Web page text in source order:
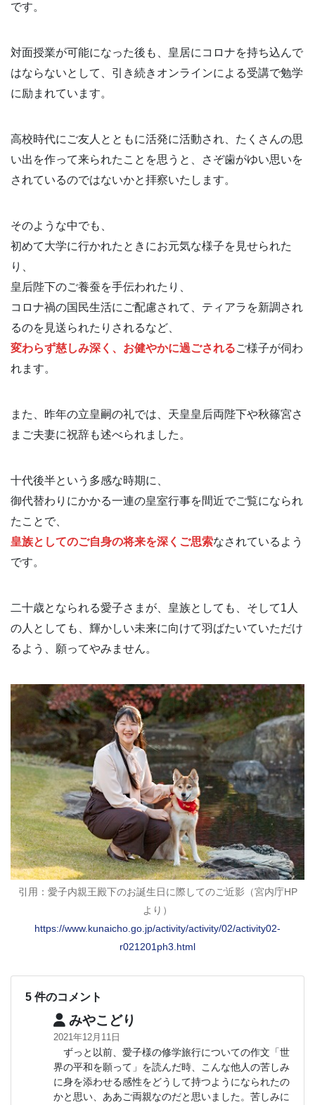
です。
対面授業が可能になった後も、皇居にコロナを持ち込んで
はならないとして、引き続きオンラインによる受講で勉学
に励まれています。
高校時代にご友人とともに活発に活動され、たくさんの思
い出を作って来られたことを思うと、さぞ歯がゆい思いを
されているのではないかと拝察いたします。
そのような中でも、
初めて大学に行かれたときにお元気な様子を見せられた
り、
皇后陛下のご養蚕を手伝われたり、
コロナ禍の国民生活にご配慮されて、ティアラを新調され
るのを見送られたりされるなど、
変わらず慈しみ深く、お健やかに過ごされるご様子が伺わ
れます。
また、昨年の立皇嗣の礼では、天皇皇后両陛下や秋篠宮さ
まご夫妻に祝辞も述べられました。
十代後半という多感な時期に、
御代替わりにかかる一連の皇室行事を間近でご覧になられ
たことで、
皇族としてのご自身の将来を深くご思索なされているよう
です。
二十歳となられる愛子さまが、皇族としても、そして1人
の人としても、輝かしい未来に向けて羽ばたいていただけ
るよう、願ってやみません。
引用：愛子内親王殿下のお誕生日に際してのご近影（宮内庁HP
より）
https://www.kunaicho.go.jp/activity/activity/02/activity02-
r021201ph3.html
5 件のコメント
みやこどり
2021年12月11日
ずっと以前、愛子様の修学旅行についての作文「世
界の平和を願って」を読んだ時、こんな他人の苦しみ
に身を添わせる感性をどうして持つようになられたの
かと思い、ああご両親なのだと思いました。苦しみに